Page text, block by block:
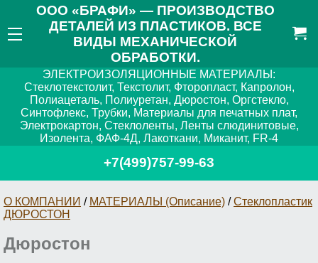
ООО «БРАФИ» — ПРОИЗВОДСТВО
ДЕТАЛЕЙ ИЗ ПЛАСТИКОВ. ВСЕ
ВИДЫ МЕХАНИЧЕСКОЙ
ОБРАБОТКИ.
ЭЛЕКТРОИЗОЛЯЦИОННЫЕ МАТЕРИАЛЫ:
Стеклотекстолит, Текстолит, Фторопласт, Капролон,
Полиацеталь, Полиуретан, Дюростон, Оргстекло,
Синтофлекс, Трубки, Материалы для печатных плат,
Электрокартон, Стеклоленты, Ленты слюдинитовые,
Изолента, ФАФ-4Д, Лакоткани, Миканит, FR-4
+7(499)757-99-63
О КОМПАНИИ / МАТЕРИАЛЫ (Описание) /Стеклопластик
ДЮРОСТОН
Дюростон